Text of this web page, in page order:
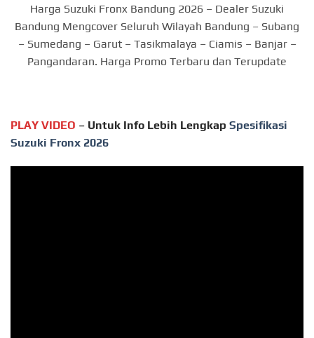
Harga Suzuki Fronx Bandung 2026 – Dealer Suzuki
Bandung Mengcover Seluruh Wilayah Bandung – Subang
– Sumedang – Garut – Tasikmalaya – Ciamis – Banjar –
Pangandaran. Harga Promo Terbaru dan Terupdate
PLAY VIDEO – Untuk Info Lebih Lengkap Spesifikasi
Suzuki Fronx 2026